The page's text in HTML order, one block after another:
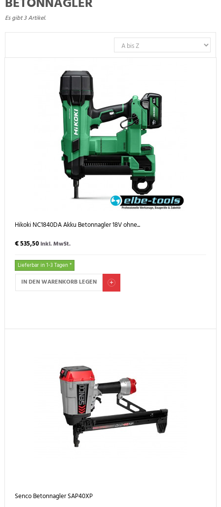
Es gibt 3 Artikel.
Hikoki NC1840DA Akku Betonnagler 18V ohne...
€ 535,50inkl. MwSt.
Lieferbar in 1-3 Tagen *
IN DEN WARENKORB LEGEN
Senco Betonnagler SAP40XP